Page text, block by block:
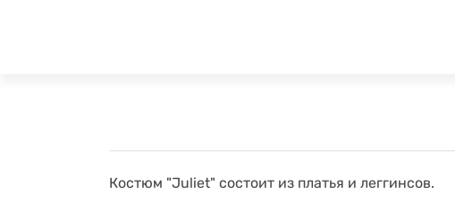
Костюм "Juliet" состоит из платья и леггинсов.